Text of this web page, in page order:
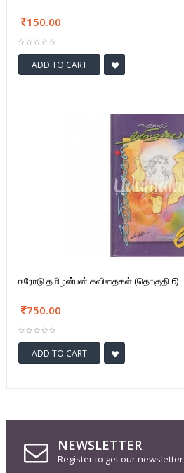
150.00
ADD TO CART
ஈரோடு தமிழன்பன் கவிதைகள் (தொகுதி 6)
750.00
ADD TO CART
NEWSLETTER
Register to get our newsletter